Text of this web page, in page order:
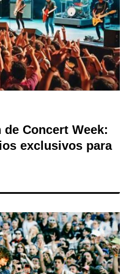
Concert Week:
exclusivos para